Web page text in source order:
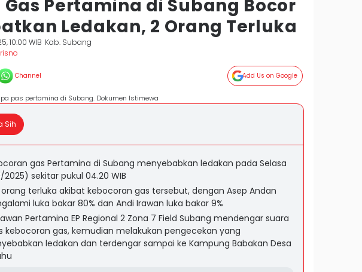
Gas Pertamina di Subang Bocor
Ledakan, 2 Orang Terluka
10:00 WIB Kab. Subang
Channel Add Us on Google
pas pertamina di Subang. Dokumen Istimewa
Sih
gas Pertamina di Subang menyebabkan ledakan pada Selasa
sekitar pukul 04.20 WIB
terluka akibat kebocoran gas tersebut, dengan Asep Andan
luka bakar 80% dan Andi Irawan luka bakar 9%
Pertamina EP Regional 2 Zona 7 Field Subang mendengar suara
kebocoran gas, kemudian melakukan pengecekan yang
ledakan dan terdengar sampai ke Kampung Babakan Desa